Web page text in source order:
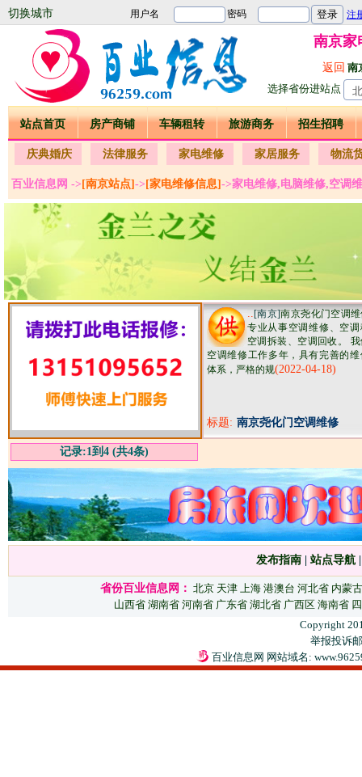
切换城市
南京家
返回 南
选择省份进站点
站点首页 房产商铺 车辆租转 旅游商务 招生招聘
庆典婚庆 法律服务 家电维修 家居服务 物流
百业信息网 -> [南京站点] -> [家电维修信息] ->家电维修,电脑维修,空调
..[南京]南京尧化门空调
专业从事空调维修、空调
空调拆装、空调回收。
空调维修工作多年，具有完善的
体系，严格的规(2022-04-18)
标题: 南京尧化门空调维修
记录:1到4 (共4条)
发布指南 站点导航
省份百业信息网： 北京 天津 上海 港澳台 河北省 内蒙古
山西省 湖南省 河南省 广东省 湖北省 广西区 海南省
Copyright
举报投诉
百业信息网 网站域名: